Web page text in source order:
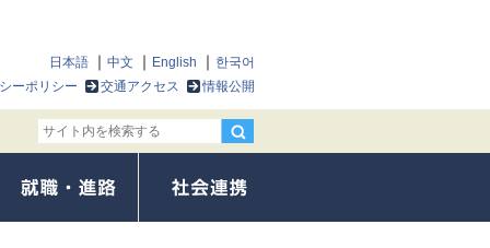
日本語 中文 English
한국어
ーポリシー
交通アクセス 情報公開